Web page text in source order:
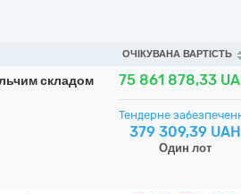
ОЧІКУВАНА ВАРТІСТЬ
складом
75 861 878,33
Тендерне
379 309,39 UAH
Один лот